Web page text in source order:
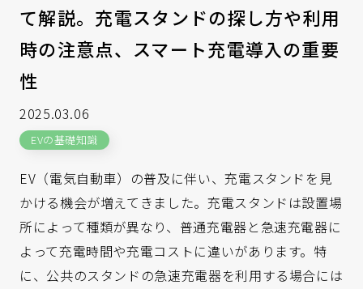
て解説。充電スタンドの探し方や利用
時の注意点、スマート充電導入の重要
性
2025.03.06
EVの基礎知識
EV（電気自動車）の普及に伴い、充電スタンドを見
かける機会が増えてきました。充電スタンドは設置場
所によって種類が異なり、普通充電器と急速充電器に
よって充電時間や充電コストに違いがあります。特
に、公共のスタンドの急速充電器を利用する場合には